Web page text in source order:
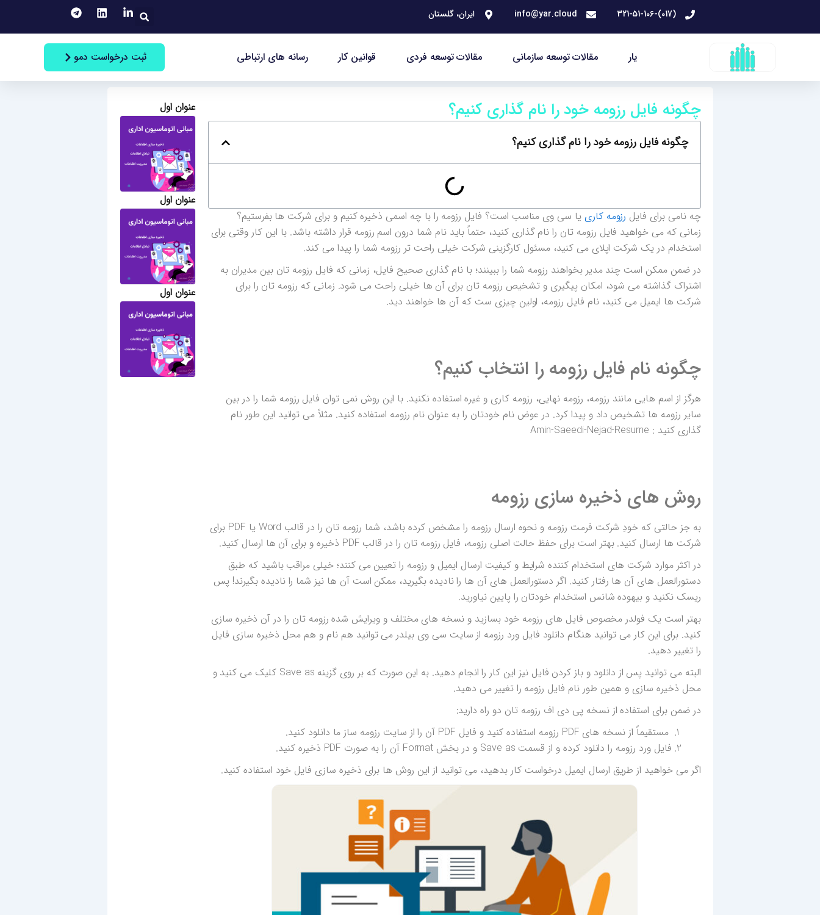
محتوا
(017)-321-51-106
info@yar.cloud ایران، گلستان جستجو
یار مقالات توسعه سازمانی مقالات توسعه فردی قوانین کار رسانه های ارتباطی ثبت درخواست دمو
چگونه فایل رزومه خود را نام گذاری کنیم؟
چگونه فایل رزومه خود را نام گذاری کنیم؟
چه نامی برای فایل رزومه کاری یا سی وی مناسب است؟ فایل رزومه را با چه اسمی ذخیره کنیم و برای شرکت ها بفرستیم؟
زمانی که می خواهید فایل رزومه تان را نام گذاری کنید، حتماً باید نام شما درون اسم رزومه قرار داشته باشد. با این کار وقتی برای
استخدام در یک شرکت اپلای می کنید، مسئول کارگزینی شرکت خیلی راحت تر رزومه شما را پیدا می کند.
در ضمن ممکن است چند مدیر بخواهند رزومه شما را ببینند؛ با نام گذاری صحیح فایل، زمانی که فایل رزومه تان بین مدیران به
اشتراک گذاشته می شود، امکان پیگیری و تشخیص رزومه تان برای آن ها خیلی راحت می شود. زمانی که رزومه تان را برای
شرکت ها ایمیل می کنید، نام فایل رزومه، اولین چیزی ست که آن ها خواهند دید.
چگونه نام فایل رزومه را انتخاب کنیم؟
هرگز از اسم هایی مانند رزومه، رزومه نهایی، رزومه کاری و غیره استفاده نکنید. با این روش نمی توان فایل رزومه شما را در بین
سایر رزومه ها تشخیص داد و پیدا کرد. در عوض نام خودتان را به عنوان نام رزومه استفاده کنید. مثلاً می توانید این طور نام
گذاری کنید : Amin-Saeedi-Nejad-Resume
روش های ذخیره سازی رزومه
به جز حالتی که خودِ شرکت فرمت رزومه و نحوه ارسال رزومه را مشخص کرده باشد، شما رزومه تان را در قالب Word یا PDF برای
شرکت ها ارسال کنید. بهتر است برای حفظ حالت اصلی رزومه، فایل رزومه تان را در قالب PDF ذخیره و برای آن ها ارسال کنید.
در اکثر موارد شرکت های استخدام کننده شرایط و کیفیت ارسال ایمیل و رزومه را تعیین می کنند؛ خیلی مراقب باشید که طبق
دستورالعمل های آن ها رفتار کنید. اگر دستورالعمل های آن ها را نادیده بگیرید، ممکن است آن ها نیز شما را نادیده بگیرند! پس
ریسک نکنید و بیهوده شانس استخدام خودتان را پایین نیاورید.
بهتر است یک فولدر مخصوص فایل های رزومه خود بسازید و نسخه های مختلف و ویرایش شده رزومه تان را در آن ذخیره سازی
کنید. برای این کار می توانید هنگام دانلود فایل ورد رزومه از سایت سی وی بیلدر می توانید هم نام و هم محل ذخیره سازی فایل
را تغییر دهید.
البته می توانید پس از دانلود و باز کردن فایل نیز این کار را انجام دهید. به این صورت که بر روی گزینه Save as کلیک می کنید و
محل ذخیره سازی و همین طور نام فایل رزومه را تغییر می دهید.
در ضمن برای استفاده از نسخه پی دی اف رزومه تان دو راه دارید:
مستقیماً از نسخه های PDF رزومه استفاده کنید و فایل PDF آن را از سایت رزومه ساز ما دانلود کنید.
فایل ورد رزومه را دانلود کرده و از قسمت Save as و در بخش Format آن را به صورت PDF ذخیره کنید.
اگر می خواهید از طریق ارسال ایمیل درخواست کار بدهید، می توانید از این روش ها برای ذخیره سازی فایل خود استفاده کنید.
عنوان اول
عنوان اول
عنوان اول